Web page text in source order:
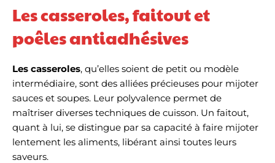
Les casseroles, faitout et
poêles antiadhésives
Les casseroles, qu’elles soient de petit ou modèle
intermédiaire, sont des alliées précieuses pour mijoter
sauces et soupes. Leur polyvalence permet de
maîtriser diverses techniques de cuisson. Un faitout,
quant à lui, se distingue par sa capacité à faire mijoter
lentement les aliments, libérant ainsi toutes leurs
saveurs.